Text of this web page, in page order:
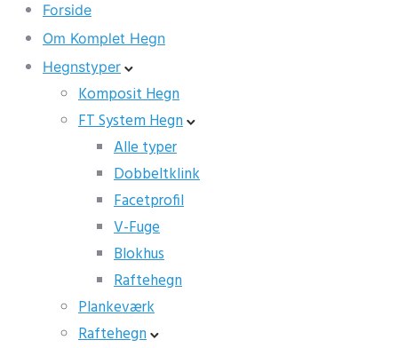
Forside
Om Komplet Hegn
Hegnstyper
Komposit Hegn
FT System Hegn
Alle typer
Dobbeltklink
Facetprofil
V-Fuge
Blokhus
Raftehegn
Plankeværk
Raftehegn